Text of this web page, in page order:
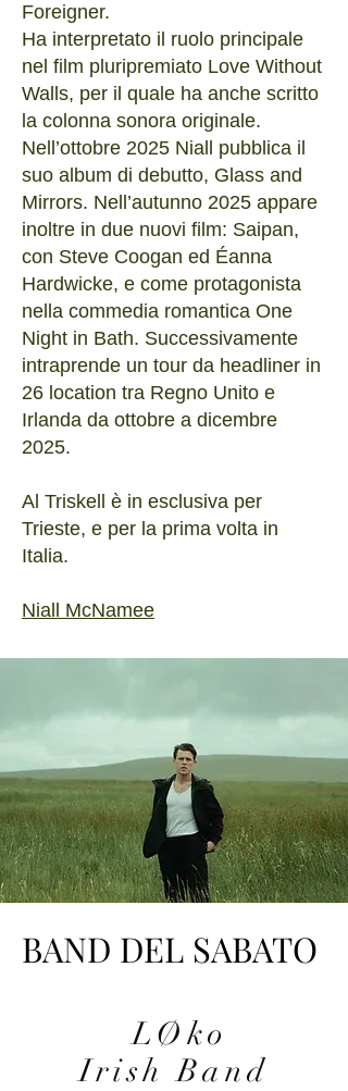
Foreigner.
Ha interpretato il ruolo principale
nel film pluripremiato Love Without
Walls, per il quale ha anche scritto
la colonna sonora originale.
Nell’ottobre 2025 Niall pubblica il
suo album di debutto, Glass and
Mirrors. Nell’autunno 2025 appare
inoltre in due nuovi film: Saipan,
con Steve Coogan ed Éanna
Hardwicke, e come protagonista
nella commedia romantica One
Night in Bath. Successivamente
intraprende un tour da headliner in
26 location tra Regno Unito e
Irlanda da ottobre a dicembre
2025.
​Al Triskell è in esclusiva per
Trieste, e per la prima volta in
Italia.
Niall McNamee
BAND DEL SABATO
BAND DEL SABATO
LØko
Irish Band